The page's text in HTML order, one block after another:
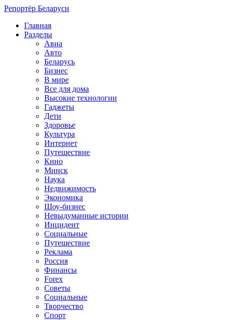
Репортёр Беларуси
Главная
Разделы
Авиа
Авто
Беларусь
Бизнес
В мире
Все для дома
Высокие технологии
Гаджеты
Дети
Здоровье
Культура
Интернет
Путешествие
Кино
Минск
Наука
Недвижимость
Экономика
Шоу-бизнес
Невыдуманные истории
Инцидент
Социальные
Путешествие
Реклама
Россия
Финансы
Forex
Советы
Социальные
Творчество
Спорт